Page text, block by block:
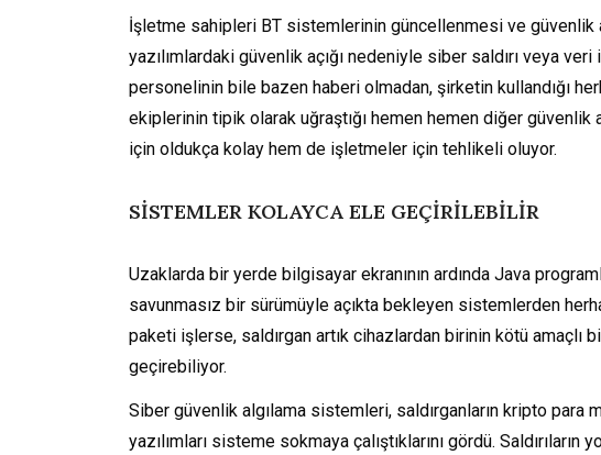
İşletme sahipleri BT sistemlerinin güncellenmesi ve güvenlik
yazılımlardaki güvenlik açığı nedeniyle siber saldırı veya
personelinin bile bazen haberi olmadan, şirketin kullandığı
ekiplerinin tipik olarak uğraştığı hemen hemen diğer güvenlik
için oldukça kolay hem de işletmeler için tehlikeli oluyor.
SİSTEMLER KOLAYCA ELE GEÇİRİLEBİLİR
Uzaklarda bir yerde bilgisayar ekranının ardında Java
savunmasız bir sürümüyle açıkta bekleyen sistemlerden
paketi işlerse, saldırgan artık cihazlardan birinin kötü amaçlı
geçirebiliyor.
Siber güvenlik algılama sistemleri, saldırganların kripto para
yazılımları sisteme sokmaya çalıştıklarını gördü.